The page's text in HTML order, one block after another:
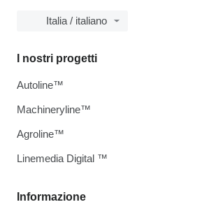
Italia / italiano
Informazione
I nostri progetti
Autoline™
Machineryline™
Agroline™
Linemedia Digital ™